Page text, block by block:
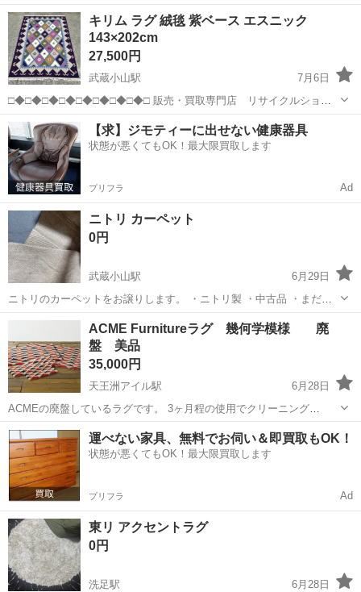
プ ランバールーム LUMBER ROOM 積み込み等で店頭に車停めれま
す◎ 積み込みお手伝い可能です♪配送も承ります！ 品川...
東京 品川区 武蔵小山駅 カーペット/マット/ラグ
キリム ラグ 絨毯 紫ベース エスニック
143×202cm
27,500円
武蔵小山駅
7月6日
□◆□◆□◆□◆□◆□◆□◆□◆□ 販売・買取専門店 リサイクルショッ
プ ランバールーム LUMBER ROOM 積み込み等で店頭に車停めれま
す◎ 積み込みお手伝い可能です♪配送も承ります！ 品川...
東京 品川区 武蔵小山駅 カーペット/マット/ラグ
【求】ジモティーに出せない健康器具
状態が悪くてもOK！最大限買取します
プリフラ Ad
ニトリ カーペット
0円
武蔵小山駅
6月29日
ニトリのカーペットをお譲りします。 ・ニトリ製 ・中古品 ・まだ問
題なくお使いいただけます ・汚れがあるため、ご使用前にクリーニン
グをおすすめします 💰価格：FREE 無料 🆓 📍受け渡し：武蔵小山
（品川区）
品川区 カーペット/マット/ラグ
ACME Furnitureラグ 幾何学模様 廃
盤 美品
35,000円
天王洲アイル駅
6月28日
ACMEの廃盤しているラグです。 3ヶ月程の使用でクリーニング
（12000円）して保管しておりました。 美品です。 サイズ200×200 ヴ
ィンテージのファブリックデザインをモチーフに、ACME Furniture(...
東京 品川区 天王洲アイル駅 カーペット/マット/ラグ
運べない家具、無料でお伺い＆即買取もOK！
状態が悪くてもOK！最大限買取します
プリフラ Ad
東リ アクセントラグ
0円
洗足駅 6月28日